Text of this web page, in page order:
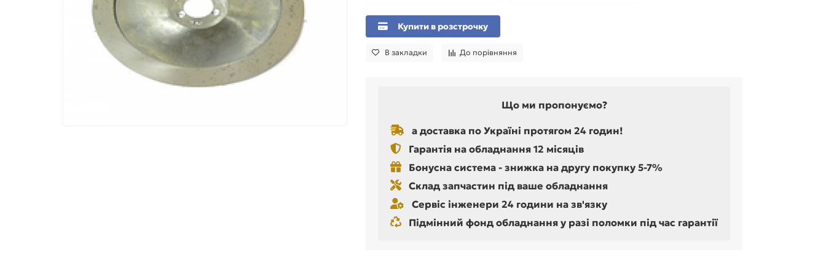
Купити в розстрочку
В закладки До порівняння
Що ми пропонуємо?
а доставка по Україні протягом 24 годин!
Гарантія на обладнання 12 місяців
Бонусна система - знижка на другу покупку 5-7%
Склад запчастин під ваше обладнання
Сервіс інженери 24 години на зв'язку
Підмінний фонд обладнання у разі поломки під час гарантії